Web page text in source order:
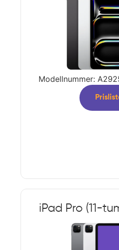
Modellnummer:
iPad Pro (11-